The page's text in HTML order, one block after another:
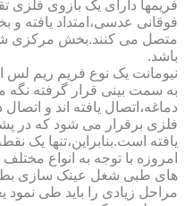
فریمها دارای یک بازوی فلزی
متصل می کنند.بخش مرکزی
باشد.
نیومانت یک نوع فریم ریم لس
به سمت بینی قرار گرفته نگه
دماغه،اتصال یافته اند و
فلزی برقرار می شود که در
یافته است.بنابراین،تنها یک
امروزه با توجه به انواع
های طبی شغل عینک سازی
مراحل زیادی را باید طی نمود